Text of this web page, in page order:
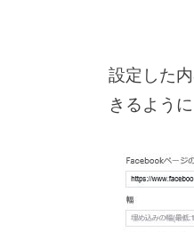
設定した
きるよう